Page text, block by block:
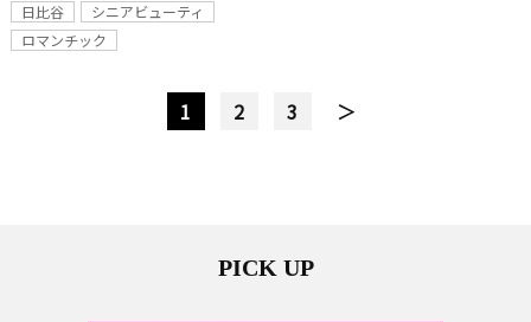
日比谷
シニアビューティ
ロマンチック
1 2 3 ＞
PICK UP